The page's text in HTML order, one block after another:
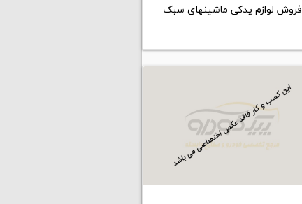
فروش لوازم یدکی ماشینهای سبک